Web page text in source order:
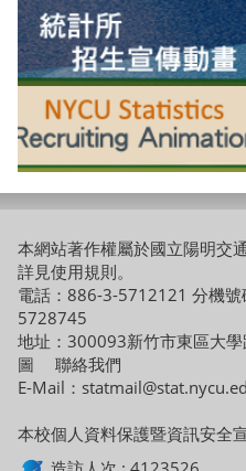
本網站著作權屬於國立陽明交
詳見使用規則。
電話：886-3-5712121 分機
5728745
地址：300093新竹市東區大
圖
聯絡我們
E-Mail：
本校個人資料保護暨資訊安全